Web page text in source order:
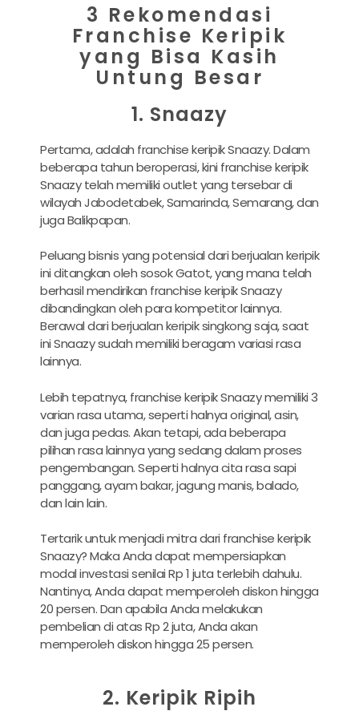
3 Rekomendasi
Franchise Keripik
yang Bisa Kasih
Untung Besar
1. Snaazy
Pertama, adalah franchise keripik Snaazy. Dalam
beberapa tahun beroperasi, kini franchise keripik
Snaazy telah memiliki outlet yang tersebar di
wilayah Jabodetabek, Samarinda, Semarang, dan
juga Balikpapan.
Peluang bisnis yang potensial dari berjualan keripik
ini ditangkan oleh sosok Gatot, yang mana telah
berhasil mendirikan franchise keripik Snaazy
dibandingkan oleh para kompetitor lainnya.
Berawal dari berjualan keripik singkong saja, saat
ini Snaazy sudah memiliki beragam variasi rasa
lainnya.
Lebih tepatnya, franchise keripik Snaazy memiliki 3
varian rasa utama, seperti halnya original, asin,
dan juga pedas. Akan tetapi, ada beberapa
pilihan rasa lainnya yang sedang dalam proses
pengembangan. Seperti halnya cita rasa sapi
panggang, ayam bakar, jagung manis, balado,
dan lain lain.
Tertarik untuk menjadi mitra dari franchise keripik
Snaazy? Maka Anda dapat mempersiapkan
modal investasi senilai Rp 1 juta terlebih dahulu.
Nantinya, Anda dapat memperoleh diskon hingga
20 persen. Dan apabila Anda melakukan
pembelian di atas Rp 2 juta, Anda akan
memperoleh diskon hingga 25 persen.
2. Keripik Ripih